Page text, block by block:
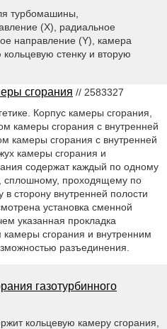
турбомашины,
(X), радиальное
направление (Y), камера
стенку и вторую
сгорания // 2583327
Корпус камеры сгорания,
камеры сгорания с внутренней
камеры сгорания с внутренней
камеры сгорания и
содержат каждый по одному
сплошному, проходящему по
сторону внутренней полости
установка сменной
указанная прокладка
сгорания и внутренним
разъединения.
газотурбинного
кольцевую камеру сгорания,